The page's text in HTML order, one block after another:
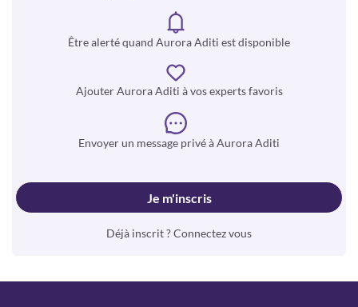
Être alerté quand Aurora Aditi est disponible
Ajouter Aurora Aditi à vos experts favoris
Envoyer un message privé à Aurora Aditi
Je m'inscris
Déjà inscrit ? Connectez vous